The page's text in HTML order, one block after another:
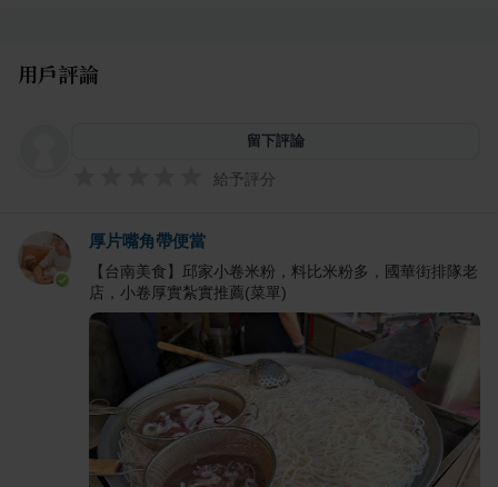
用戶評論
留下評論
給予評分
厚片嘴角帶便當
【台南美食】邱家小卷米粉，料比米粉多，國華街排隊老
店，小卷厚實紮實推薦(菜單)